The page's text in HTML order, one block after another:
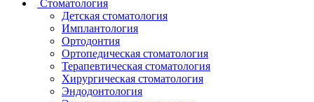
Стоматология
Детская стоматология
Имплантология
Ортодонтия
Ортопедическая стоматология
Терапевтическая стоматология
Хирургическая стоматология
Эндодонтология